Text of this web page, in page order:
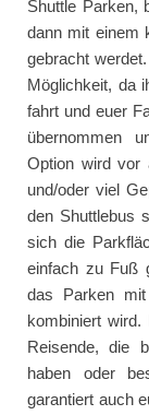
Shuttle Parken,
dann mit einem
gebracht
Möglichkeit, da
fahrt und euer
übernommen
Option wird vor
und/oder viel
den Shuttlebus
sich die
einfach zu Fuß
das Parken
kombiniert
Reisende, die
haben oder
garantiert auch